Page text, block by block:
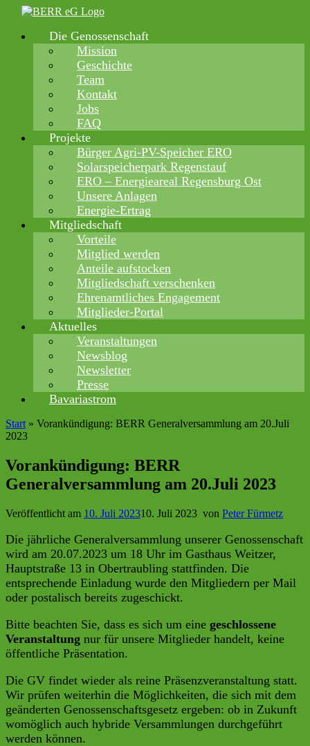
Zum
springen
Die Genossenschaft
Mission
Geschichte
Team
Kontakt
Jobs
FAQ
Projekte
Bürger Agri-PV-Speicher ERO
Solarspeicherpark Regenstauf
ERO – Energieareal Regensburg Ost
Unsere Anlagen
Energie-Ertrag
Mitgliedschaft
Vorteile
Mitglied werden
Anteile aufstocken
Mitgliedschaft verschenken
Ehrenamtliches Engagement
Mitglieder-Portal
Aktuelles
Veranstaltungen
Newsblog
Newsletter
Presse
Bavariastrom
Start » Vorankündigung: BERR Generalversammlung am 20.Juli
2023
Vorankündigung: BERR
Generalversammlung am 20.Juli 2023
Veröffentlicht am 10. Juli 202310. Juli 2023 von Peter Fürmetz
Die jährliche Generalversammlung unserer Genossenschaft
wird am 20.07.2023 um 18 Uhr im Gasthaus Weitzer,
Hauptstraße 13 in Obertraubling stattfinden. Die
entsprechende Einladung wurde den Mitgliedern per Mail
oder postalisch bereits zugeschickt.
Bitte beachten Sie, dass es sich um eine geschlossene
Veranstaltung nur für unsere Mitglieder handelt, keine
öffentliche Präsentation.
Die GV findet wieder als reine Präsenzveranstaltung statt.
Wir prüfen weiterhin die Möglichkeiten, die sich mit dem
geänderten Genossenschaftsgesetz ergeben: ob in Zukunft
womöglich auch hybride Versammlungen durchgeführt
werden können.